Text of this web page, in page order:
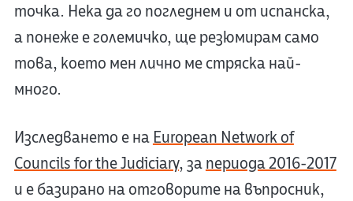
точка. Нека да го погледнем и от испанска,
а понеже е големичко, ще резюмирам само
това, което мен лично ме стряска най-
много.
Изследването е на European Network of
Councils for the Judiciary, запериода 2016-2017
и е базирано на отговорите на въпросник,